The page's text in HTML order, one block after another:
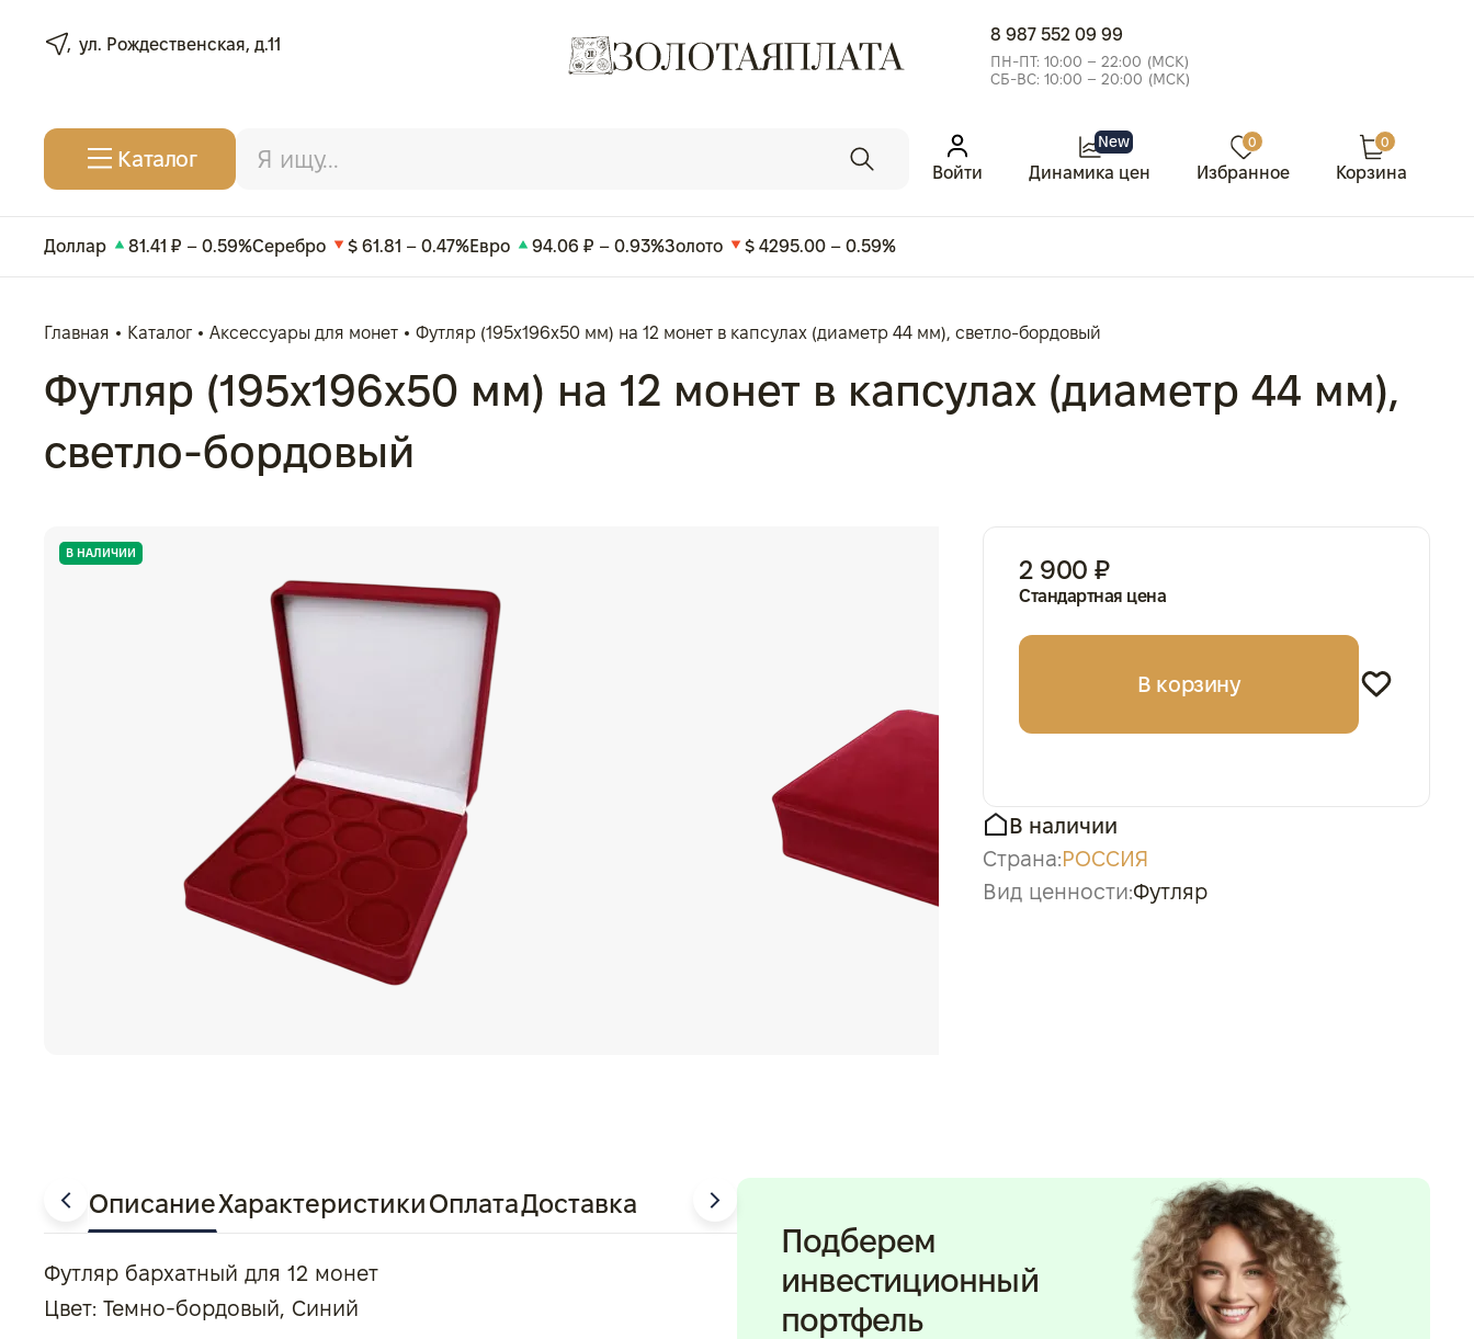
ул. Рождественская, д.11 8 987 552 09 99
ПН-ПТ: 10:00 – 22:00 (МСК)
СБ-ВС: 10:00 – 20:00 (МСК)
Каталог
Войти
New
Динамика цен
0
Избранное
0
Корзина
Доллар 81.41 ₽ – 0.59%Серебро $ 61.81 – 0.47%Евро 94.06 ₽ – 0.93%Золото $ 4295.00 – 0.59%
Главная Каталог Аксессуары для монет Футляр (195x196x50 мм) на 12 монет в капсулах (диаметр 44 мм), светло-бордовый
Футляр (195x196x50 мм) на 12 монет в капсулах (диаметр 44 мм),
светло-бордовый
В НАЛИЧИИ
2 900 ₽
Стандартная цена
В корзину
В наличии
Страна:РОССИЯ
Вид ценности:Футляр
ОписаниеХарактеристикиОплатаДоставка
Футляр бархатный для 12 монет
Цвет: Темно-бордовый, Синий
Подберем
инвестиционный
портфель